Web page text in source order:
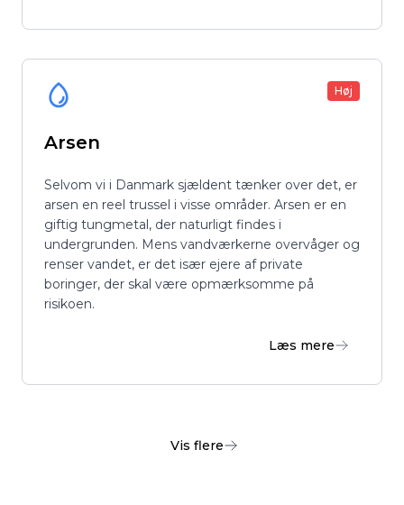
Høj
Arsen
Selvom vi i Danmark sjældent tænker over det, er
arsen en reel trussel i visse områder. Arsen er en
giftig tungmetal, der naturligt findes i
undergrunden. Mens vandværkerne overvåger og
renser vandet, er det især ejere af private
boringer, der skal være opmærksomme på
risikoen.
Læs mere
Vis flere